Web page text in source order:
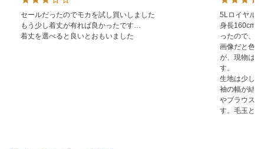
セールだったのでモカを試し買いしました
もう少し着丈が有れば良かったです…
着丈を選べると良いとおもいました
5Lロイヤル
身長160cm
ったので、
画像だと色
が、現物は
す。
生地は少し
袖の幅が結
やブラウス
す。毛玉と